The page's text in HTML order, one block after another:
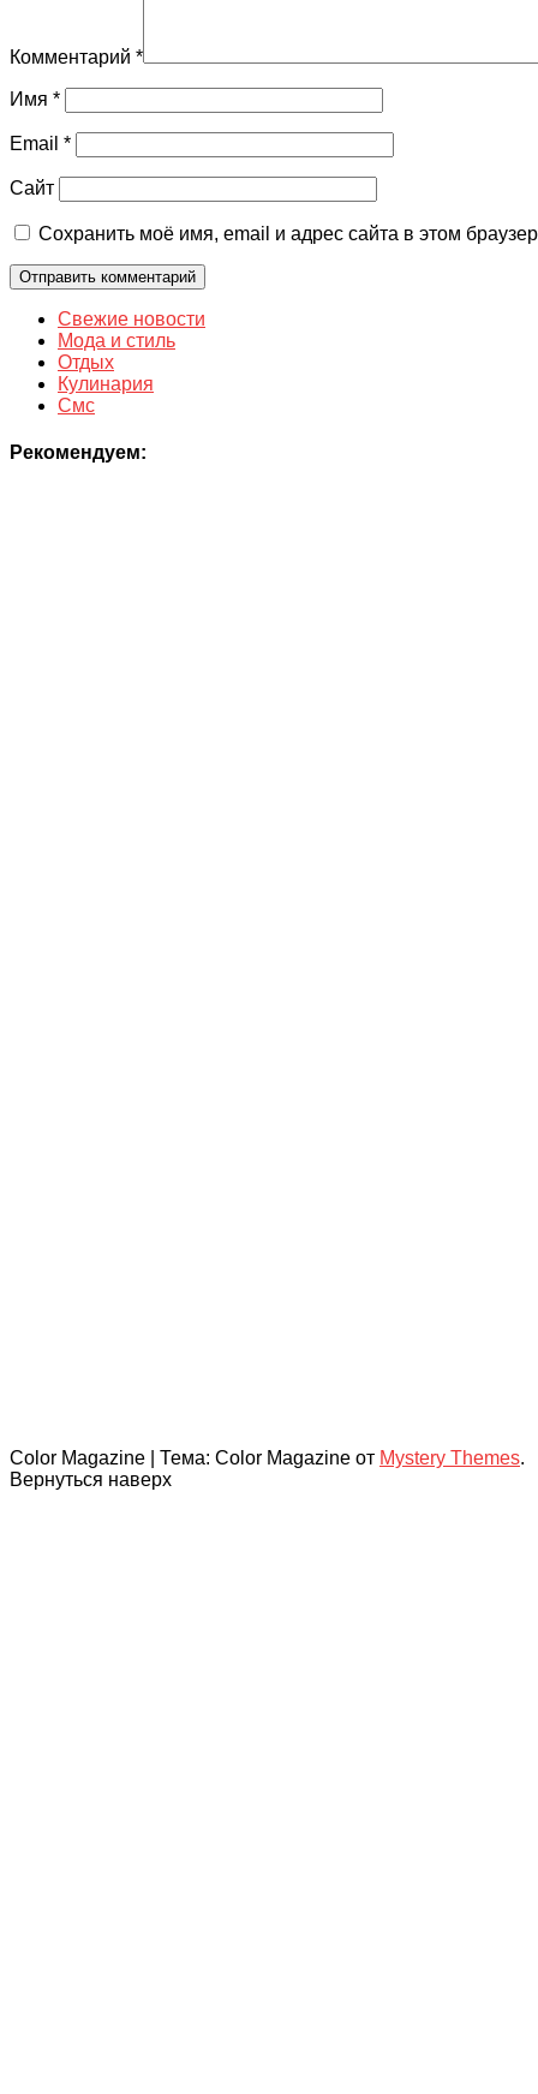
Комментарий *
Имя *
Email *
Сайт
Сохранить моё имя, email и адрес сайта в этом
Свежие новости
Мода и стиль
Отдых
Кулинария
Смс
Рекомендуем:
Color Magazine Тема: Color Magazine от Mystery Themes.
Вернуться наверх